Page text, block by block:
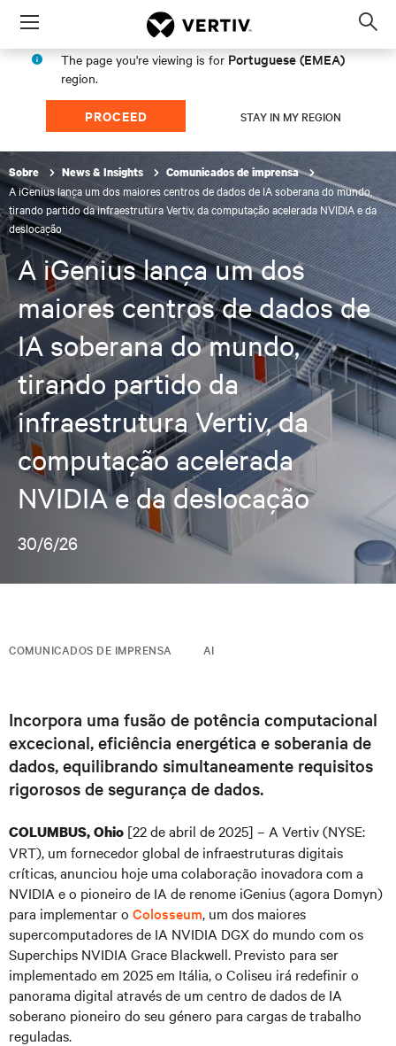
Menu
The page you're viewing is for Portuguese (EMEA)
region.
PROCEED STAY IN MY REGION
Sobre News & Insights Comunicados de imprensa
A iGenius lança um dos maiores centros de dados de IA soberana do mundo,
tirando partido da infraestrutura Vertiv, da computação acelerada NVIDIA e da
deslocação
A iGenius lança um dos
maiores centros de dados de
IA soberana do mundo,
tirando partido da
infraestrutura Vertiv, da
computação acelerada
NVIDIA e da deslocação
30/6/26
COMUNICADOS DE IMPRENSA AI
Incorpora uma fusão de potência computacional
excecional, eficiência energética e soberania de
dados, equilibrando simultaneamente requisitos
rigorosos de segurança de dados.
COLUMBUS, Ohio [22 de abril de 2025] – A Vertiv (NYSE:
VRT), um fornecedor global de infraestruturas digitais
críticas, anunciou hoje uma colaboração inovadora com a
NVIDIA e o pioneiro de IA de renome iGenius (agora Domyn)
para implementar o Colosseum, um dos maiores
supercomputadores de IA NVIDIA DGX do mundo com os
Superchips NVIDIA Grace Blackwell. Previsto para ser
implementado em 2025 em Itália, o Coliseu irá redefinir o
panorama digital através de um centro de dados de IA
soberano pioneiro do seu género para cargas de trabalho
reguladas.